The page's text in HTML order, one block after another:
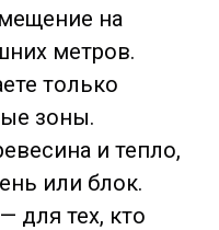
на
метров.
только
зоны.
и тепло,
или блок.
для тех, кто